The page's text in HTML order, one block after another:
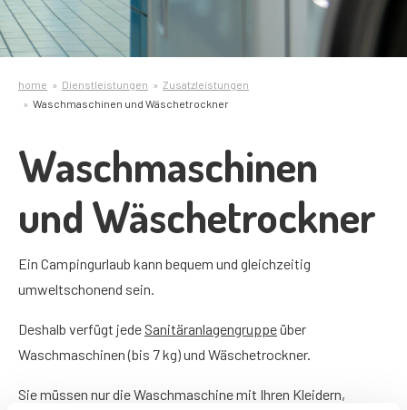
home Dienstleistungen
Zusatzleistungen
Waschmaschinen und Wäschetrockner
Waschmaschinen
und Wäschetrockner
Ein Campingurlaub kann bequem und gleichzeitig
umweltschonend sein.
Deshalb verfügt jede Sanitäranlagengruppeüber
Waschmaschinen (bis 7 kg) und Wäschetrockner.
Sie müssen nur die Waschmaschine mit Ihren Kleidern,